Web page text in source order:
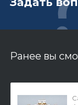
Ранее вы